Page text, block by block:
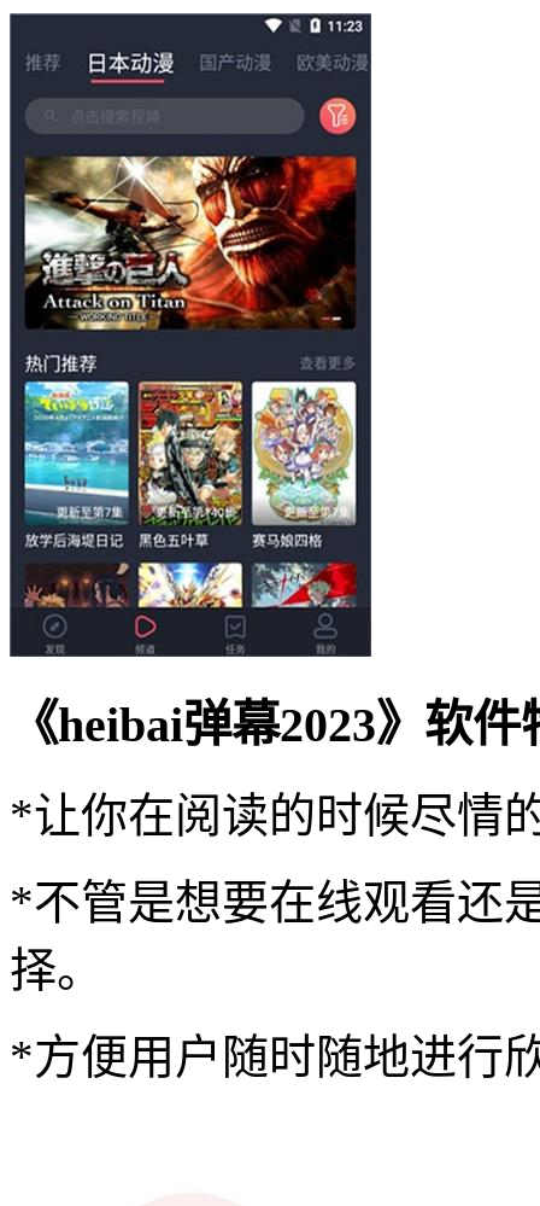
《heibai弹幕2023》软
*让你在阅读的时候尽情
*不管是想要在线观看还
择。
*方便用户随时随地进行